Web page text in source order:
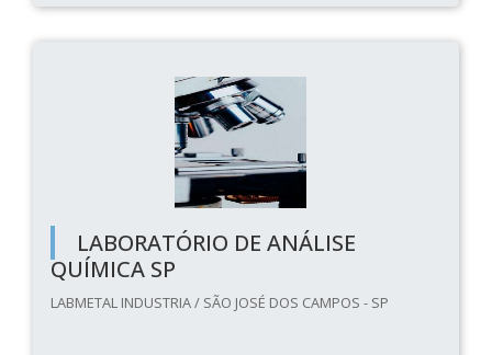
LABORATÓRIO DE ANÁLISE
QUÍMICA SP
LABMETAL INDUSTRIA / SÃO JOSÉ DOS CAMPOS - SP